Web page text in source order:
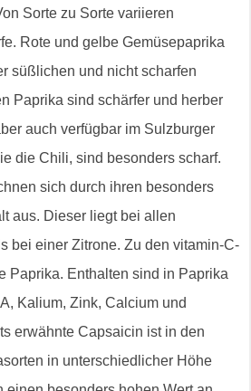
Sorte zu Sorte variieren
Rote und gelbe Gemüsepaprika
süßlichen und nicht scharfen
Paprika sind schärfer und herber
auch verfügbar im Sulzburger
die Chili, sind besonders scharf.
sich durch ihren besonders
aus. Dieser liegt bei allen
bei einer Zitrone. Zu den vitamin-C-
Paprika. Enthalten sind in Paprika
Kalium, Zink, Calcium und
erwähnte Capsaicin ist in den
in unterschiedlicher Höhe